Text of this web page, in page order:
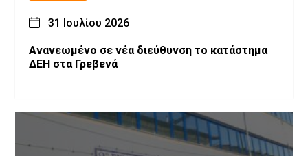
31 Ιουλίου 2026
Ανανεωμένο σε νέα διεύθυνση το κατάστημα
ΔΕΗ στα Γρεβενά